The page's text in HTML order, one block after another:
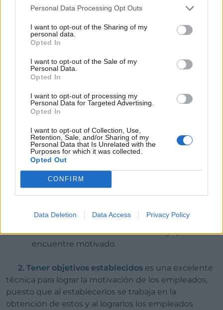
Personal Data Processing Opt Outs
I want to opt-out of the Sharing of my
personal data.
Opted In
I want to opt-out of the Sale of my
Personal Data.
Opted In
I want to opt-out of processing my
Personal Data for Targeted Advertising.
Opted In
I want to opt-out of Collection, Use,
Retention, Sale, and/or Sharing of my
Personal Data that Is Unrelated with the
Purposes for which it was collected.
Opted Out
CONFIRM
Data Deletion Data Access Privacy Policy
laboral y así mejorar el rendimiento de tus
empleados a continuación, te detallaremos una serie
1. El ambiente de trabajo
que de este aumentan las probabilidades de que el
trabajador pueda lograr un mejor desempeño al
es de suma relevancia que:
Se sienta y haga sentir comodidad al
personal.
Selección de los empleados en función de
las habilidades que posea.
conocimientos, la experiencia y las
habilidades de manera suficiente y que se
encuentre motivado.
2. Tener objetivos establecidos es una excelente
técnica para lograr la motivación de los empleados,
puesto que al establecerlos se trabaja en la
obtención de estos y al lograrlos los empleados